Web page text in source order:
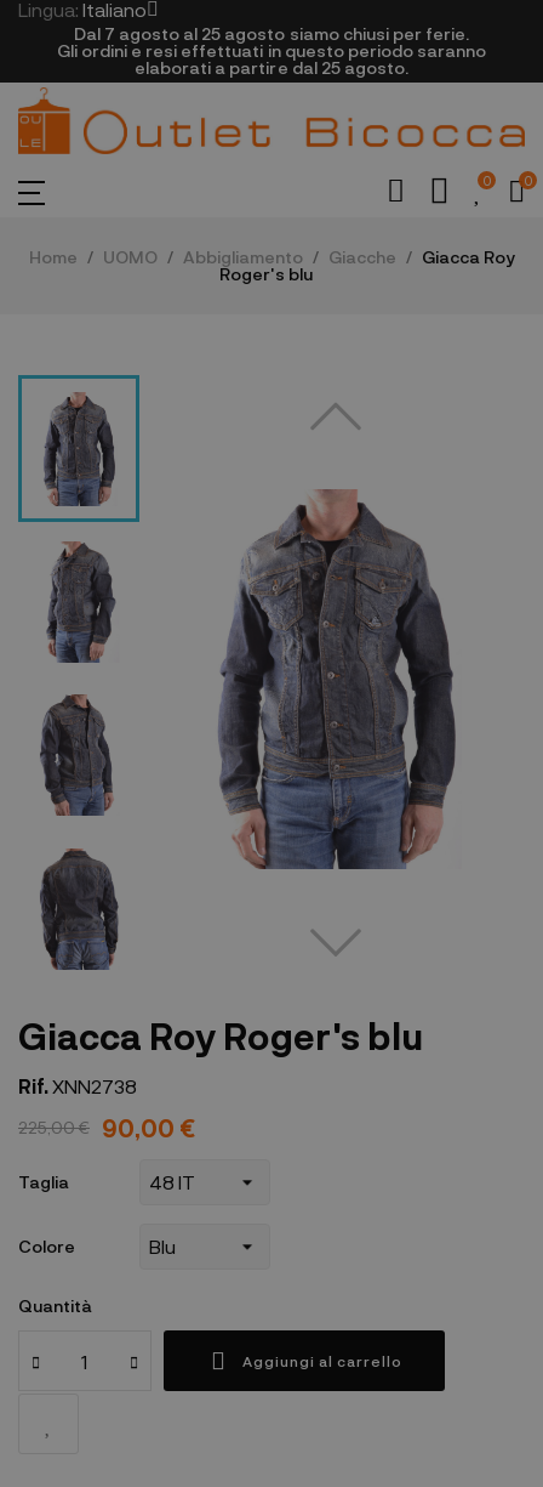
Lingua: Italiano
Dal 7 agosto al 25 agosto siamo chiusi per ferie.
Gli ordini e resi effettuati in questo periodo saranno
elaborati a partire dal 25 agosto.
0 0
Home UOMO Abbigliamento Giacche
Giacca Roy
Roger's blu
Giacca Roy Roger's blu
Rif.XNN2738
225,00 € 90,00 €
Taglia
Colore
Quantità
Aggiungi al carrello